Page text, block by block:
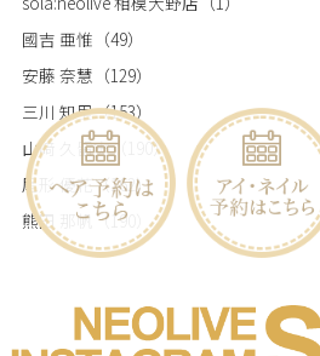
國吉 亜惟 （49）
安藤 奈慧 （129）
三川 知里（153）
山﨑 久留実（190）
尾形 優花（162）
熊田 那帆 （190）